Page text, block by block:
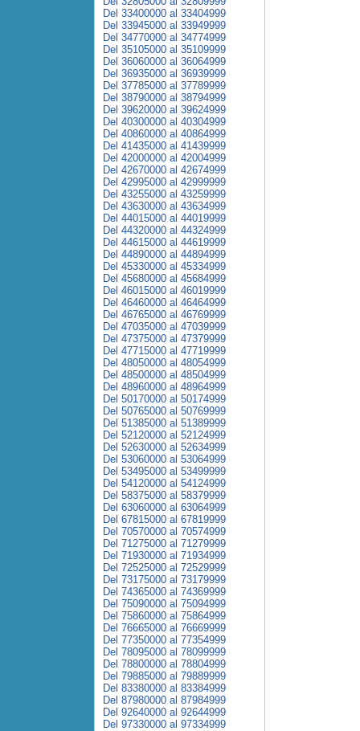
Del 33400000 al 33404999
Del 33945000 al 33949999
Del 34770000 al 34774999
Del 35105000 al 35109999
Del 36060000 al 36064999
Del 36935000 al 36939999
Del 37785000 al 37789999
Del 38790000 al 38794999
Del 39620000 al 39624999
Del 40300000 al 40304999
Del 40860000 al 40864999
Del 41435000 al 41439999
Del 42000000 al 42004999
Del 42670000 al 42674999
Del 42995000 al 42999999
Del 43255000 al 43259999
Del 43630000 al 43634999
Del 44015000 al 44019999
Del 44320000 al 44324999
Del 44615000 al 44619999
Del 44890000 al 44894999
Del 45330000 al 45334999
Del 45680000 al 45684999
Del 46015000 al 46019999
Del 46460000 al 46464999
Del 46765000 al 46769999
Del 47035000 al 47039999
Del 47375000 al 47379999
Del 47715000 al 47719999
Del 48050000 al 48054999
Del 48500000 al 48504999
Del 48960000 al 48964999
Del 50170000 al 50174999
Del 50765000 al 50769999
Del 51385000 al 51389999
Del 52120000 al 52124999
Del 52630000 al 52634999
Del 53060000 al 53064999
Del 53495000 al 53499999
Del 54120000 al 54124999
Del 58375000 al 58379999
Del 63060000 al 63064999
Del 67815000 al 67819999
Del 70570000 al 70574999
Del 71275000 al 71279999
Del 71930000 al 71934999
Del 72525000 al 72529999
Del 73175000 al 73179999
Del 74365000 al 74369999
Del 75090000 al 75094999
Del 75860000 al 75864999
Del 76665000 al 76669999
Del 77350000 al 77354999
Del 78095000 al 78099999
Del 78800000 al 78804999
Del 79885000 al 79889999
Del 83380000 al 83384999
Del 87980000 al 87984999
Del 92640000 al 92644999
Del 97330000 al 97334999